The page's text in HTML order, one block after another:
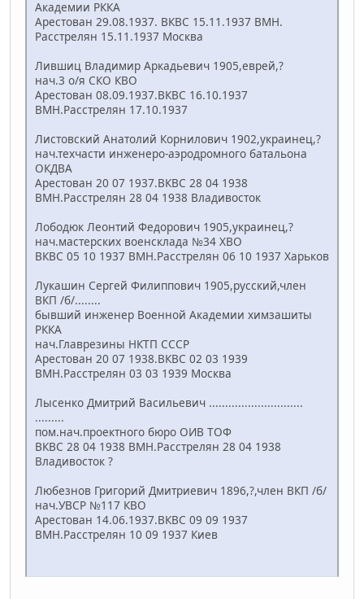
Академии РККА
Арестован 29.08.1937. ВКВС 15.11.1937 ВМН.
Расстрелян 15.11.1937 Москва
Лившиц Владимир Аркадьевич 1905,еврей,?
нач.3 о/я СКО КВО
Арестован 08.09.1937.ВКВС 16.10.1937
ВМН.Расстрелян 17.10.1937
Листовский Анатолий Корнилович 1902,украинец,?
нач.техчасти инженеро-аэродромного батальона
ОКДВА
Арестован 20 07 1937.ВКВС 28 04 1938
ВМН.Расстрелян 28 04 1938 Владивосток
Лободюк Леонтий Федорович 1905,украинец,?
нач.мастерских военсклада №34 ХВО
ВКВС 05 10 1937 ВМН.Расстрелян 06 10 1937 Харьков
Лукашин Сергей Филиппович 1905,русский,член
ВКП /б/........
бывший инженер Военной Академии химзашиты
РККА
нач.Главрезины НКТП СССР
Арестован 20 07 1938.ВКВС 02 03 1939
ВМН.Расстрелян 03 03 1939 Москва
Лысенко Дмитрий Васильевич .............................
.........
пом.нач.проектного бюро ОИВ ТОФ
ВКВС 28 04 1938 ВМН.Расстрелян 28 04 1938
Владивосток ?
Любезнов Григорий Дмитриевич 1896,?,член ВКП /б/
нач.УВСР №117 КВО
Арестован 14.06.1937.ВКВС 09 09 1937
ВМН.Расстрелян 10 09 1937 Киев